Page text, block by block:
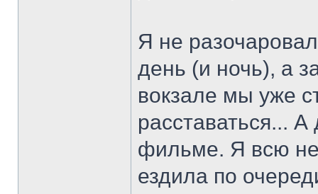
Я не
день (и ночь), а
вокзале мы уже
расставаться...
фильме. Я всю
ездила по